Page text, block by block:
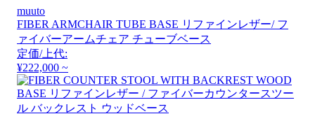
muuto
FIBER ARMCHAIR TUBE BASE リファインレザー/ フ
ァイバーアームチェア チューブベース
定価/上代:
¥222,000 ~